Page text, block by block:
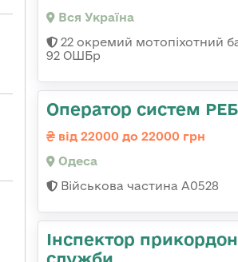
Вся Україна
22 окремий мотопіхотний
92 ОШБр
Оператор систем РЕБ
від 22000 до 22000 грн
Одеса
Військова частина А0528
Інспектор
служби